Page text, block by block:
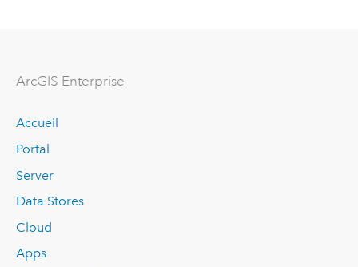
ArcGIS Enterprise
Accueil
Portal
Server
Data Stores
Cloud
Apps